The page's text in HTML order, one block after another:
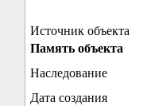
Источник объекта
Память объекта
Наследование
Дата создания